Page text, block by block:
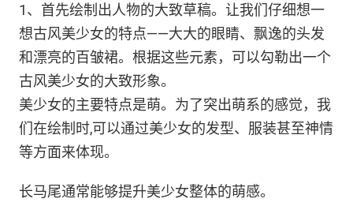
1、首先绘制出人物的大致草稿。让我们仔细想一
想古风美少女的特点——大大的眼睛、飘逸的头发
和漂亮的百皱裙。根据这些元素，可以勾勒出一个
古风美少女的大致形象。
美少女的主要特点是萌。为了突出萌系的感觉，我
们在绘制时,可以通过美少女的发型、服装甚至神情
等方面来体现。
长马尾通常能够提升美少女整体的萌感。